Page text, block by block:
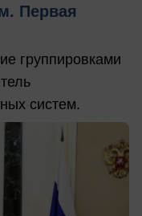
Первая
группировками
систем.